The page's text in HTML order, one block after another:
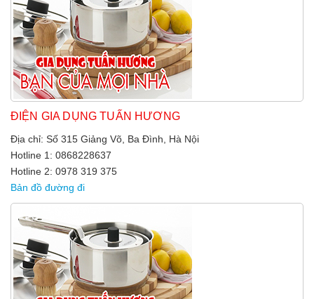
ĐIỆN GIA DỤNG TUẤN HƯƠNG
Địa chỉ: Số 315 Giảng Võ, Ba Đình, Hà Nội
Hotline 1: 0868228637
Hotline 2: 0978 319 375
Bản đồ đường đi